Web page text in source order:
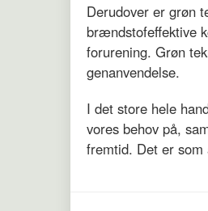
Derudover er grøn
brændstofeffektive
forurening. Grøn
genanvendelse.
I det store hele
vores behov på,
fremtid. Det er som